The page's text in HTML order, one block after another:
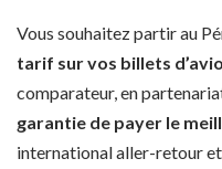
Vous souhaitez partir au
tarif sur vos billets
comparateur, en
garantie de payer le
international aller-retour